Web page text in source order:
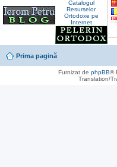
Prima pagină
Furnizat dephpBB®
Translation/